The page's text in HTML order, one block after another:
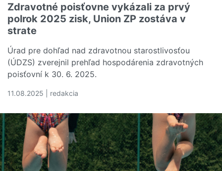
Zdravotné poisťovne vykázali za prvý
polrok 2025 zisk, Union ZP zostáva v
strate
Úrad pre dohľad nad zdravotnou starostlivosťou
(ÚDZS) zverejnil prehľad hospodárenia zdravotných
poisťovní k 30. 6. 2025.
11.08.2025 | redakcia